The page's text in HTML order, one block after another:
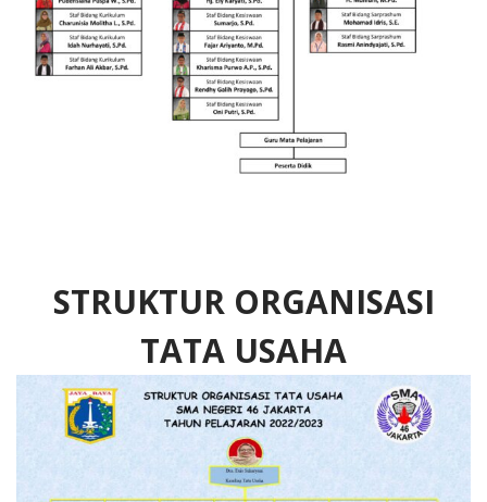
STRUKTUR ORGANISASI
TATA USAHA